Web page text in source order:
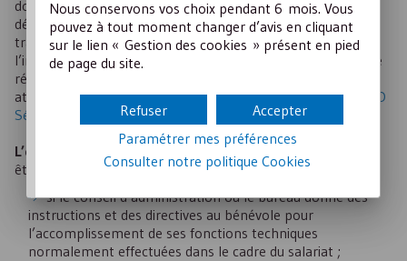
donnée au contrat par les parties importe peu : s’il en
découle un lien de subordination, il s’agira d’un contrat de
travail. Cette solution est également retenue lorsque
l’intéressé s’engage de manière bénévole, qu’il perçoive une
rémunération (
atteste par écrit ne pas en percevoir (Rép. min. n° 18075, JO
Sénat Q 3 avr. 1997, p. 1066
L’existence du lien de subordination
être reconnue :
si le conseil d’administration ou le bureau donne des
instructions et des directives au bénévole pour
l’accomplissement de ses fonctions techniques
normalement effectuées dans le cadre du salariat ;
Nous conservons vos choix pendant 6 mois. Vous
pouvez à tout moment changer d’avis en cliquant
sur le lien « Gestion des cookies » présent en pied
de page du site.
Accepter
Refuser
Paramétrer mes préférences
Consulter notre politiqueCookies